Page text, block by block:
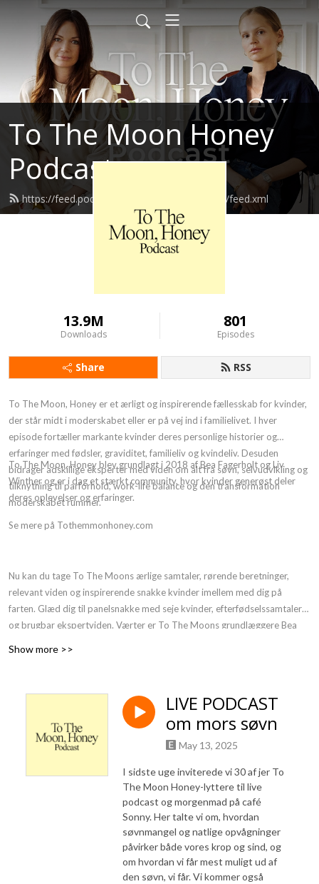
To The Moon Honey
Podcast
https://feed.podbean.com/tothemoonhoney/feed.xml
13.9M
Downloads
801
Episodes
Share RSS
To The Moon, Honey er et ærligt og inspirerende fællesskab for kvinder,
der står midt i moderskabet eller er på vej ind i familielivet. I hver
episode fortæller markante kvinder deres personlige historier og
erfaringer med fødsler, graviditet, familieliv og kvindeliv. Desuden
bidrager adskillige eksperter med viden om alt fra søvn, selvudvikling og
tilknytning til parforhold, work-life balance og den transformation
moderskabet rummer.
To The Moon, Honey blev grundlagt i 2018 af Bea Fagerholt og Liv
Winther og er i dag et stærkt community, hvor kvinder generøst deler
deres oplevelser og erfaringer.
Se mere på Tothemmonhoney.com
Nu kan du tage To The Moons ærlige samtaler, rørende beretninger,
relevant viden og inspirerende snakke kvinder imellem med dig på
farten. Glæd dig til panelsnakke med seje kvinder, efterfødselssamtaler
og brugbar ekspertviden. Værter er To The Moons grundlæggere Bea
Show more >>
LIVE PODCAST
om mors søvn
May 13, 2025
I sidste uge inviterede vi 30 af jer To
The Moon Honey-lyttere til live
podcast og morgenmad på café
Sonny. Her talte vi om, hvordan
søvnmangel og natlige opvågninger
påvirker både vores krop og sind, og
om hvordan vi får mest muligt ud af
den søvn, vi får. Vi kommer også